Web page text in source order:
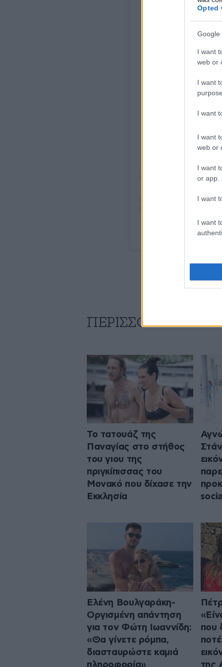
Opted
Google
I want
web or
I want
I want
I want
web or
I want
or app.
I want
I want
A post shared by
ΠΕΡΙΣΣΟΤΕΡΑ ΑΠΟ
Το τατουάζ της
Παναγίας στο στήθος
του γιου της
πριγκίπισσας του
Μονακό που δίχασε την
Εκκλησία
social
Ελένη Βουλγαράκη-
Οργισμένη απάντηση
για τον Φώτη Ιωαννίδη:
«Θα γίνετε ρόμπα,
διασταυρώστε καμιά
πληροφορία»
που
της